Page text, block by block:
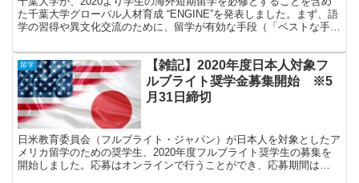
た千葉大学グローバル人材育成 “ENGINE”を発表しました。まず、語
学の習得や異文化交流のために、留学が有効な手段（「ベストな手
います。留学をしたいと考えている人にとって、大きなハードルとな
るのは概ね「時間」と「お金」の２つに分類されます。
留学
【雑記】2020年度日本人対象フ
ルブライト奨学金募集開始 ※5
月31日締切
日米教育委員会（フルブライト・ジャパン）が日本人を対象としたア
メリカ留学のための奨学生、2020年度フルブライト奨学生の募集を
開始しました。応募はオンラインで行うことができ、応募期間は